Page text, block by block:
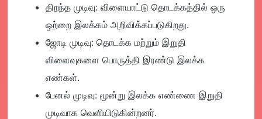
திறந்த முடிவு: விளையாட்டு தொடக்கத்தில் ஒரு
ஒற்றை இலக்கம் அறிவிக்கப்படுகிறது.
ஜோடி முடிவு: தொடக்க மற்றும் இறுதி
விளைவுகளை பொருத்தி இரண்டு இலக்க
எண்கள்.
பேனல் முடிவு: மூன்று இலக்க எண்ணை இறுதி
முடிவாக வெளியிடுகின்றனர்.